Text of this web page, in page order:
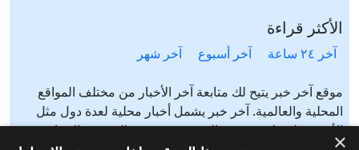
الأكثر قراءة
آخر ٢٤ ساعة آخر أسبوع آخر شهر
موقع آخر خبر يتيح لك متابعة آخر الأخبار من مختلف المواقع
المحلية والعالمية. آخر خبر يشمل أخبار محلية لعدة دول مثل
الأردن، فلسطين، مصر، السعودية، تونس، المغرب، الجزائر،
×